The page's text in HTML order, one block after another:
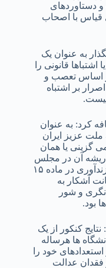
دستاوردهای
قیاس با اصحاب
به عنوان یک
قانونی را
اساس تعصب و
بر اشتباه
کرد: به عنوان
ملت عزیز ایران
گزینی یا همان
که ریشه آن در مجلس
قبل بود و یا لحاظ کردن سهمیه تأهل و فرزندآوری در ماده ۱۵
آشکار به
و شور
بود.
کنکور از یک
ها هرساله
خود را
فقدان عدالت